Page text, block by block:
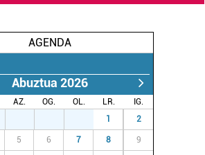
AGENDA
Abuztua 2026
AZ. OG. OL. LR.
IG.
1 2
5 6 7 8 9